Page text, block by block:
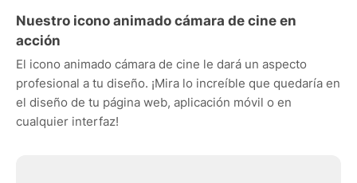
Nuestro icono animado cámara de cine en
acción
El icono animado cámara de cine le dará un aspecto
profesional a tu diseño. ¡Mira lo increíble que quedaría en
el diseño de tu página web, aplicación móvil o en
cualquier interfaz!